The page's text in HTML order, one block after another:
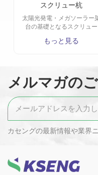
スクリュー杭
太陽光発電・メガソーラー
台の基礎となるスクリュー
もっと見る
メルマガの
カセングの最新情報や業界